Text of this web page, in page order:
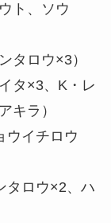
、ソウ
ロウ×3）
×3、K・レ
キラ）
イチロウ
ロウ×2、ハ